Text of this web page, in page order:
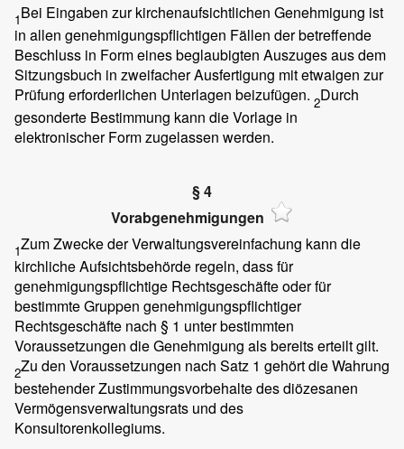
1Bei Eingaben zur kirchenaufsichtlichen Genehmigung ist
in allen genehmigungspflichtigen Fällen der betreffende
Beschluss in Form eines beglaubigten Auszuges aus dem
Sitzungsbuch in zweifacher Ausfertigung mit etwaigen zur
Prüfung erforderlichen Unterlagen beizufügen. 2Durch
gesonderte Bestimmung kann die Vorlage in
elektronischer Form zugelassen werden.
§ 4
Vorabgenehmigungen
1Zum Zwecke der Verwaltungsvereinfachung kann die
kirchliche Aufsichtsbehörde regeln, dass für
genehmigungspflichtige Rechtsgeschäfte oder für
bestimmte Gruppen genehmigungspflichtiger
Rechtsgeschäfte nach § 1 unter bestimmten
Voraussetzungen die Genehmigung als bereits erteilt gilt.
2Zu den Voraussetzungen nach Satz 1 gehört die Wahrung
bestehender Zustimmungsvorbehalte des diözesanen
Vermögensverwaltungsrats und des
Konsultorenkollegiums.